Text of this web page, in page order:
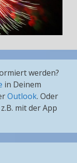
werden?
in Deinem
Outlook. Oder
mit der App